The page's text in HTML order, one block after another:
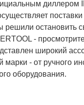
диллером
решили остановить
-
широкий
марки - от ручного
оборудования.